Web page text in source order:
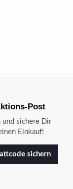
Post
und sichere Dir
Einkauf!
sichern